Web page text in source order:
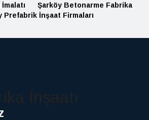
Şarköy Betonarme Fabrika
Prefabrik İnşaat Firmaları
İnşaatı